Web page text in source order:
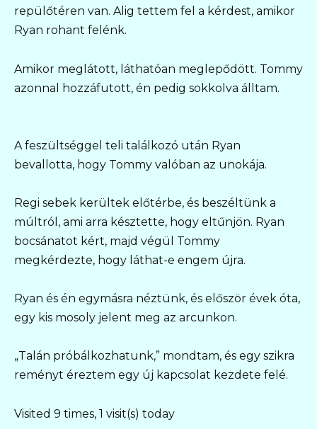
repülőtéren van. Alig tettem fel a kérdest, amikor
Ryan rohant felénk.
Amikor meglátott, láthatóan meglepődött. Tommy
azonnal hozzáfutott, én pedig sokkolva álltam.
A feszültséggel teli találkozó után Ryan
bevallotta, hogy Tommy valóban az unokája.
Regi sebek kerültek előtérbe, és beszéltünk a
múltról, ami arra késztette, hogy eltűnjön. Ryan
bocsánatot kért, majd végül Tommy
megkérdezte, hogy láthat-e engem újra.
Ryan és én egymásra néztünk, és először évek óta,
egy kis mosoly jelent meg az arcunkon.
„Talán próbálkozhatunk,” mondtam, és egy szikra
reményt éreztem egy új kapcsolat kezdete felé.
Visited 9 times, 1 visit(s) today